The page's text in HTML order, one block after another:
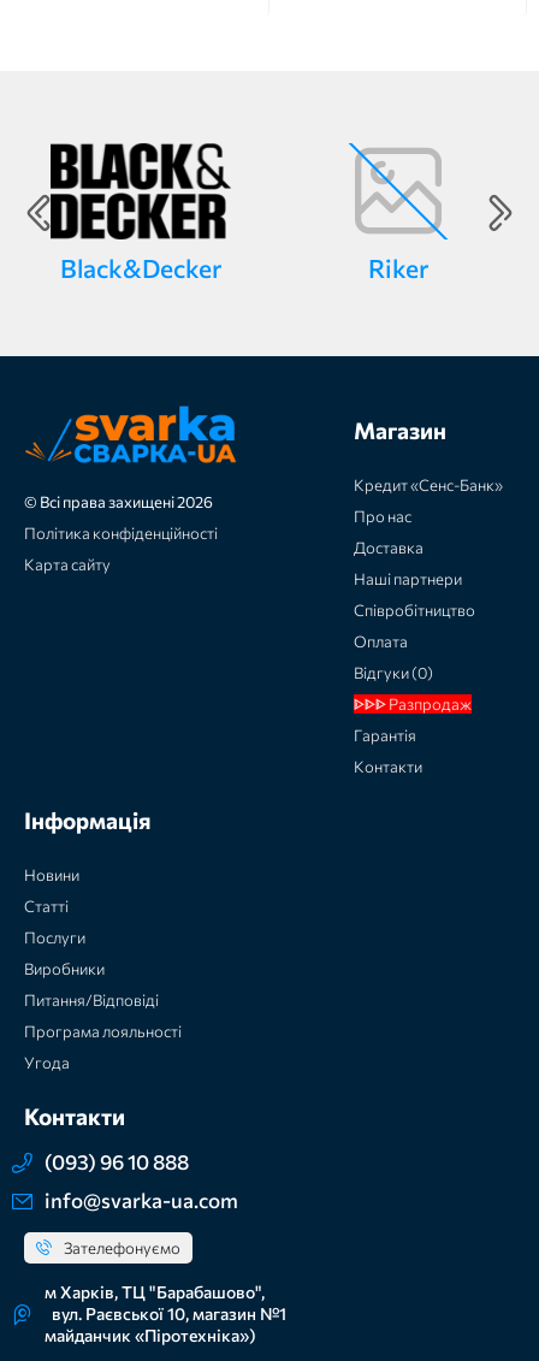
Black&Decker Riker
© Всі права захищені 2026
Політика конфіденційності
Карта сайту
Магазин
Кредит «Сенс-Банк»
Про нас
Доставка
Наші партнери
Співробітництво
Оплата
Відгуки (0)
ᐈᐈᐈ Разпродаж
Гарантія
Контакти
Інформація
Новини
Статті
Послуги
Виробники
Питання/Відповіді
Програма лояльності
Угода
Контакти
(093) 96 10 888
info@svarka-ua.com
Зателефонуємо
м Харків, ТЦ "Барабашово",
вул. Раєвської 10, магазин №1
майданчик «Піротехніка»)